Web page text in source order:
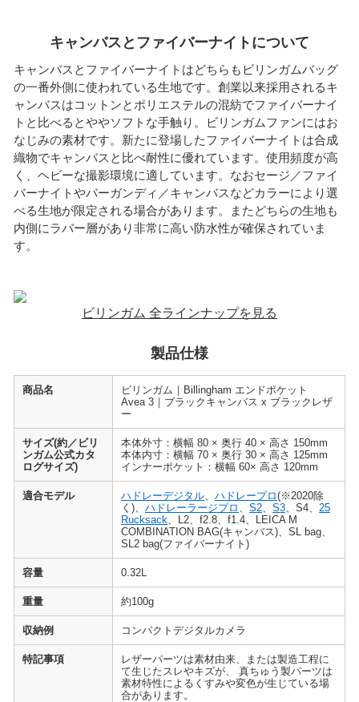
キャンバスとファイバーナイトについて
キャンバスとファイバーナイトはどちらもビリンガムバッグ
の一番外側に使われている生地です。創業以来採用されるキ
ャンバスはコットンとポリエステルの混紡でファイバーナイ
トと比べるとややソフトな手触り。ビリンガムファンにはお
なじみの素材です。新たに登場したファイバーナイトは合成
織物でキャンバスと比べ耐性に優れています。使用頻度が高
く、ヘビーな撮影環境に適しています。なおセージ／ファイ
バーナイトやバーガンディ／キャンバスなどカラーにより選
べる生地が限定される場合があります。またどちらの生地も
内側にラバー層があり非常に高い防水性が確保されていま
す。
ビリンガム 全ラインナップを見る
製品仕様
商品名
ビリンガム｜Billingham エンドポケット
Avea 3｜ブラックキャンバス x ブラックレザ
ー
サイズ(約／ビリ
ンガム公式カタ
ログサイズ)
本体外寸：横幅 80 × 奥行 40 × 高さ 150mm
本体内寸：横幅 70 × 奥行 30 × 高さ 125mm
インナーポケット：横幅 60× 高さ 120mm
適合モデル ハドレーデジタル、 ハドレープロ(※2020除
く)、 ハドレーラージプロ 、 S2、 S3、S4、 25
Rucksack、L2、f2.8、f1.4、LEICA M
COMBINATION BAG(キャンバス)、SL bag、
SL2 bag(ファイバーナイト)
容量 0.32L
重量 約100g
収納例 コンパクトデジタルカメラ
特記事項
レザーパーツは素材由来、または製造工程に
て生じたスレやキズが、 真ちゅう製パーツは
素材特性によるくすみや変色が生じている場
合があります。